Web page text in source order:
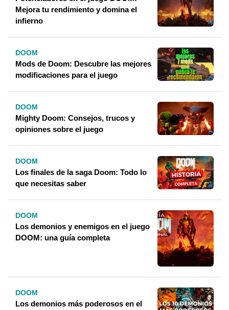
Mejora tu rendimiento y domina el
infierno
DOOM
Mods de Doom: Descubre las mejores
modificaciones para el juego
DOOM
Mighty Doom: Consejos, trucos y
opiniones sobre el juego
DOOM
Los finales de la saga Doom: Todo lo
que necesitas saber
DOOM
Los demonios y enemigos en el juego
DOOM: una guía completa
DOOM
Los demonios más poderosos en el